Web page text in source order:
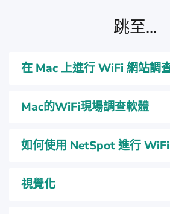
跳至...
在 Mac 上進行 WiFi 網站調
Mac的WiFi現場調查軟體
如何使用 NetSpot 進行
視覺化